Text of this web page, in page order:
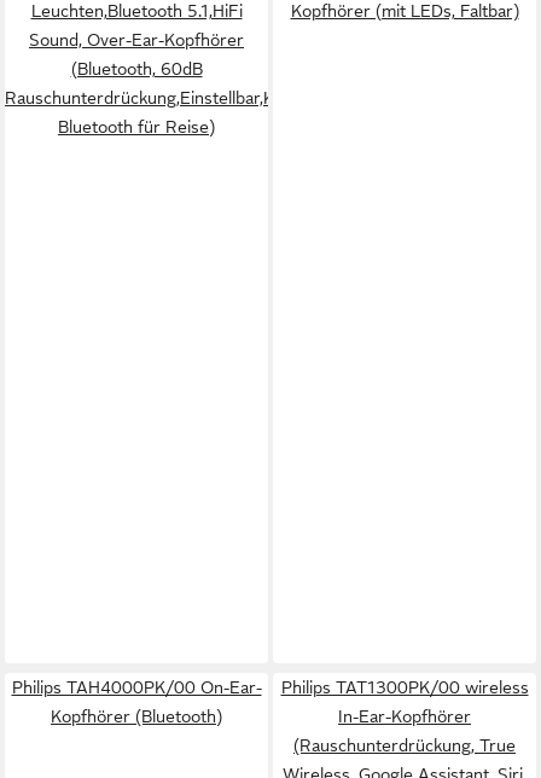
Leuchten,Bluetooth 5.1,HiFi
Sound, Over-Ear-Kopfhörer
(Bluetooth, 60dB
Rauschunterdrückung,Einstellbar,Kopfhörer
Bluetooth für Reise)
Kopfhörer (mit LEDs, Faltbar)
Philips TAH4000PK/00 On-Ear-
Kopfhörer (Bluetooth)
Philips TAT1300PK/00 wireless
In-Ear-Kopfhörer
(Rauschunterdrückung, True